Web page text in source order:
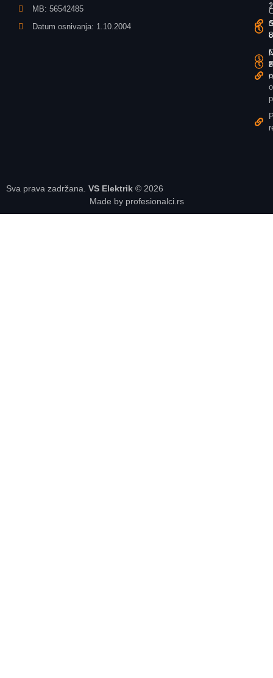
MB: 56542485
Datum osnivanja: 1.10.2004
Sva prava zadržana. VS Elektrik © 2026
Made by profesionalci.rs